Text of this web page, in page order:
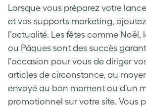
Lorsque vous préparez votre
et vos supports marketing,
l’actualité. Les fêtes comme Noël,
ou Pâques sont des succès
l’occasion pour vous de diriger
articles de circonstance, au
envoyé au bon moment ou d’un
promotionnel sur votre site. Vous